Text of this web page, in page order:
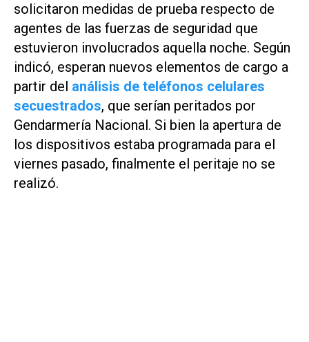
solicitaron medidas de prueba respecto de
agentes de las fuerzas de seguridad que
estuvieron involucrados aquella noche. Según
indicó, esperan nuevos elementos de cargo a
partir del análisis de teléfonos celulares
secuestrados, que serían peritados por
Gendarmería Nacional. Si bien la apertura de
los dispositivos estaba programada para el
viernes pasado, finalmente el peritaje no se
realizó.